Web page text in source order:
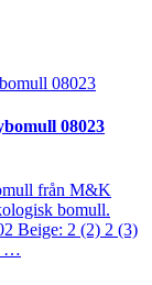
08023
från M&K
bomull.
Beige: 2 (2) 2 (3)
…